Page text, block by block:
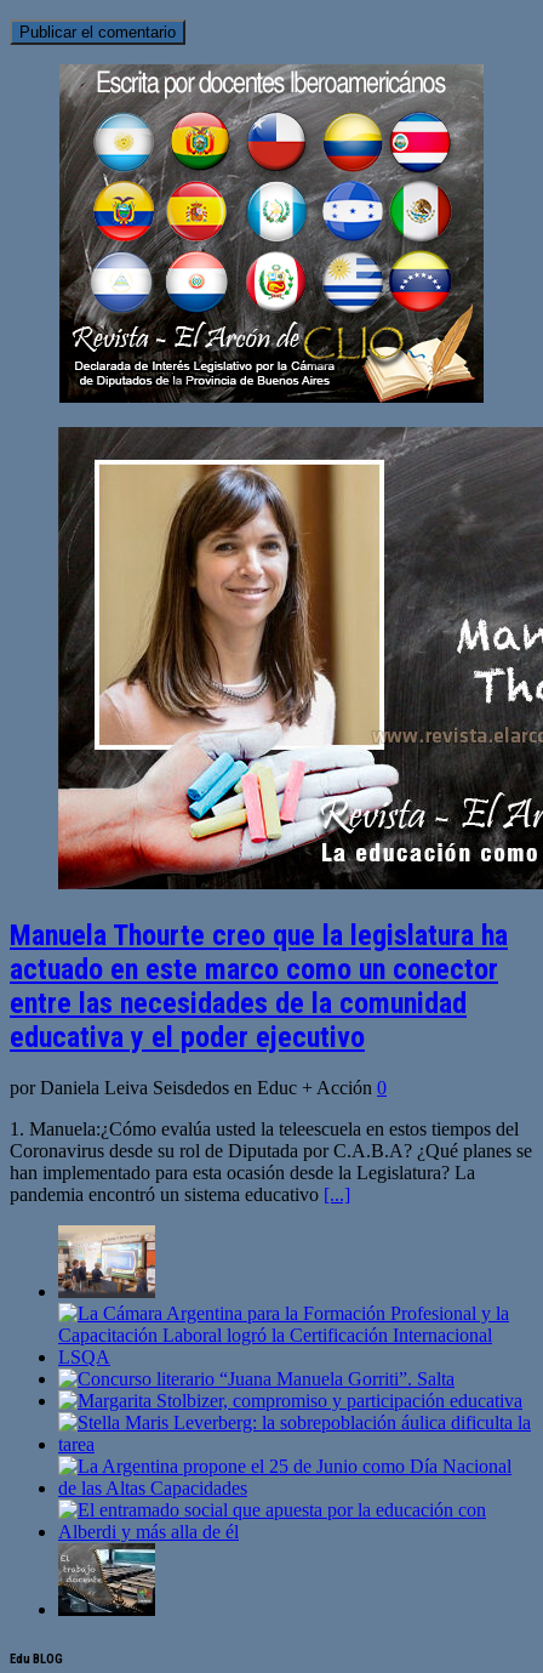
Manuela Thourte creo que la legislatura ha
actuado en este marco como un conector
entre las necesidades de la comunidad
educativa y el poder ejecutivo
por Daniela Leiva Seisdedos en Educ + Acción 0
1. Manuela:¿Cómo evalúa usted la teleescuela en estos tiempos del
Coronavirus desde su rol de Diputada por C.A.B.A? ¿Qué planes se
han implementado para esta ocasión desde la Legislatura? La
pandemia encontró un sistema educativo [...]
Edu BLOG